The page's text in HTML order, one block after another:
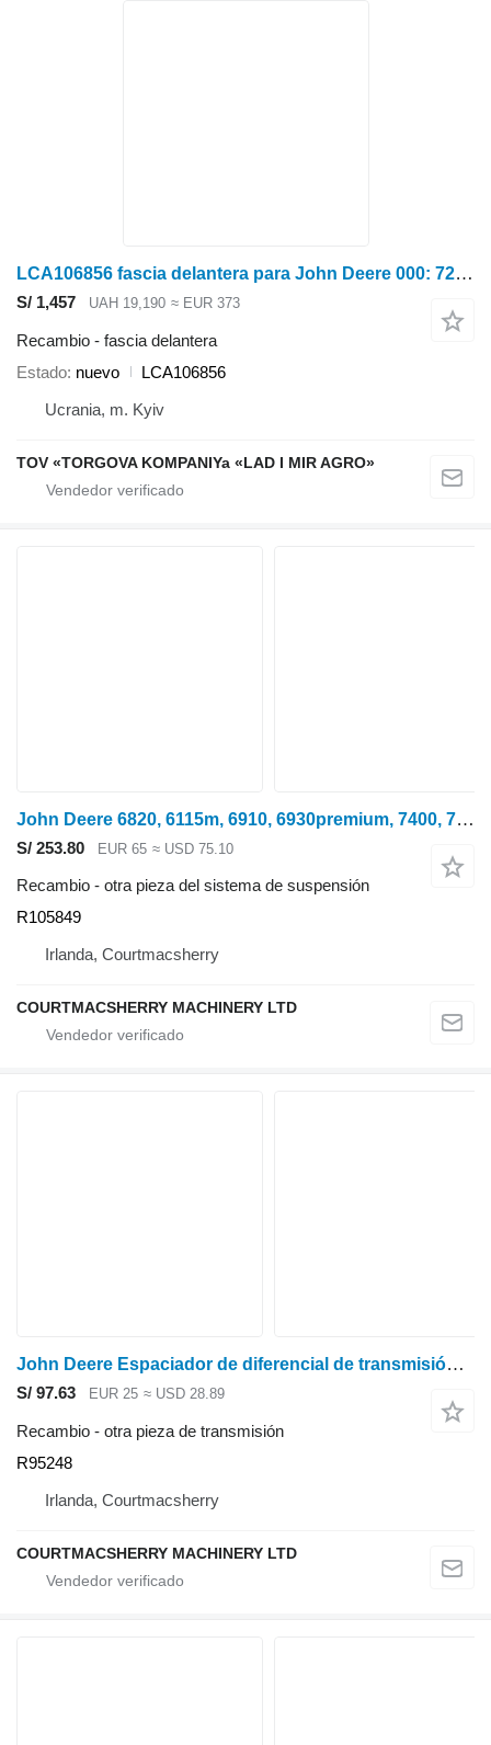
LCA106856 fascia delantera para John Deere 000: 7200, 7300, 7400, 7500 tractor de ruedas
S/ 1,457 UAH 19,190 ≈ EUR 373
Recambio - fascia delantera
Estado nuevo
LCA106856
Ucrania, m. Kyiv
TOV «TORGOVA KOMPANIYa «LAD I MIR AGRO»
John Deere 6820, 6115m, 6910, 6930premium, 7400, 7515 Carcasa de rodamiento R105 R105849 para tractor de ruedas
S/ 253.80 EUR 65 ≈ USD 75.10
Recambio - otra pieza del sistema de suspensión
R105849
Irlanda, Courtmacsherry
COURTMACSHERRY MACHINERY LTD
John Deere Espaciador de diferencial de transmisión 7200, 7400, 7700 R95248 para tractor de ruedas
S/ 97.63 EUR 25 ≈ USD 28.89
Recambio - otra pieza de transmisión
R95248
Irlanda, Courtmacsherry
COURTMACSHERRY MACHINERY LTD